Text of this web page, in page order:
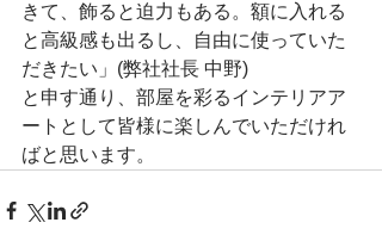
きて、飾ると迫力もある。額に入れる
と高級感も出るし、自由に使っていた
だきたい」(弊社社長 中野)
と申す通り、部屋を彩るインテリアア
ートとして皆様に楽しんでいただけれ
ばと思います。